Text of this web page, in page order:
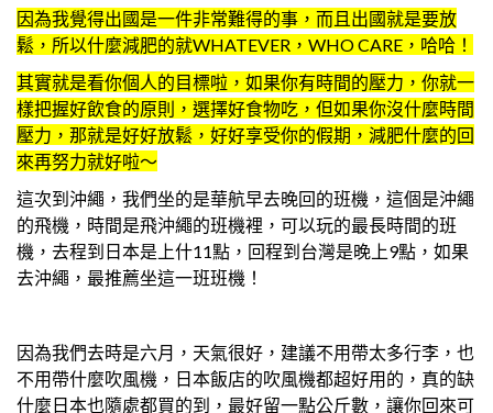
因為我覺得出國是一件非常難得的事，而且出國就是要放
鬆，所以什麼減肥的就WHATEVER，WHO CARE，哈哈！
其實就是看你個人的目標啦，如果你有時間的壓力，你就一
樣把握好飲食的原則，選擇好食物吃，但如果你沒什麼時間
壓力，那就是好好放鬆，好好享受你的假期，減肥什麼的回
來再努力就好啦～
這次到沖繩，我們坐的是華航早去晚回的班機，這個是沖繩
的飛機，時間是飛沖繩的班機裡，可以玩的最長時間的班
機，去程到日本是上什11點，回程到台灣是晚上9點，如果
去沖繩，最推薦坐這一班班機！
因為我們去時是六月，天氣很好，建議不用帶太多行李，也
不用帶什麼吹風機，日本飯店的吹風機都超好用的，真的缺
什麼日本也隨處都買的到，最好留一點公斤數，讓你回來可